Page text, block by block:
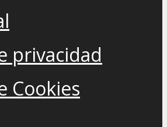
privacidad
Cookies